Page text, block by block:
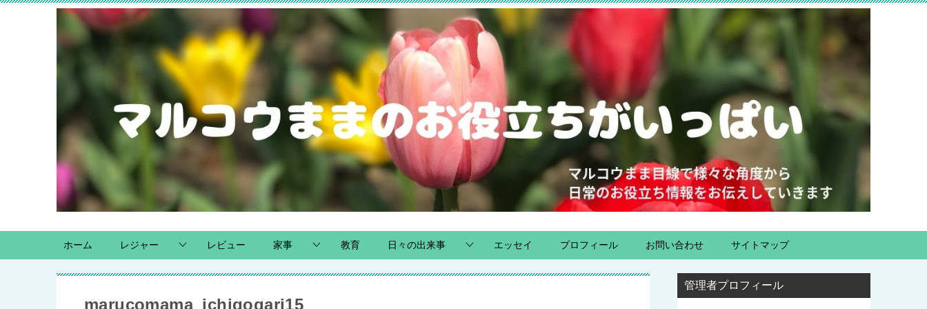
ホーム レジャー レビュー 家事 教育 日々の出来事 エッセイ プロフィール お問い合わせ サイトマップ
marucomama_ichigogari15
管理者プロフィール